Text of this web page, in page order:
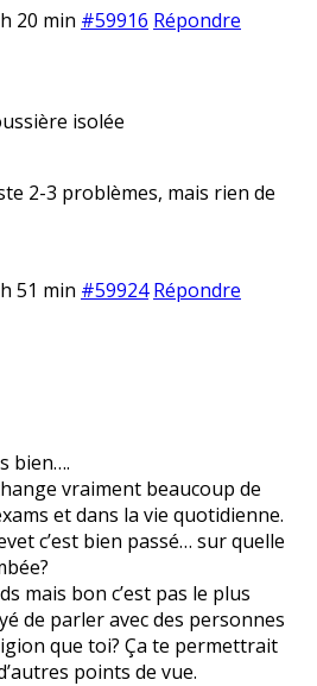
20 min #59916 Répondre
isolée
2-3 problèmes, mais rien de
51 min #59924 Répondre
bien….
vraiment beaucoup de
et dans la vie quotidienne.
c’est bien passé… sur quelle
mais bon c’est pas le plus
de parler avec des personnes
que toi? Ça te permettrait
points de vue.